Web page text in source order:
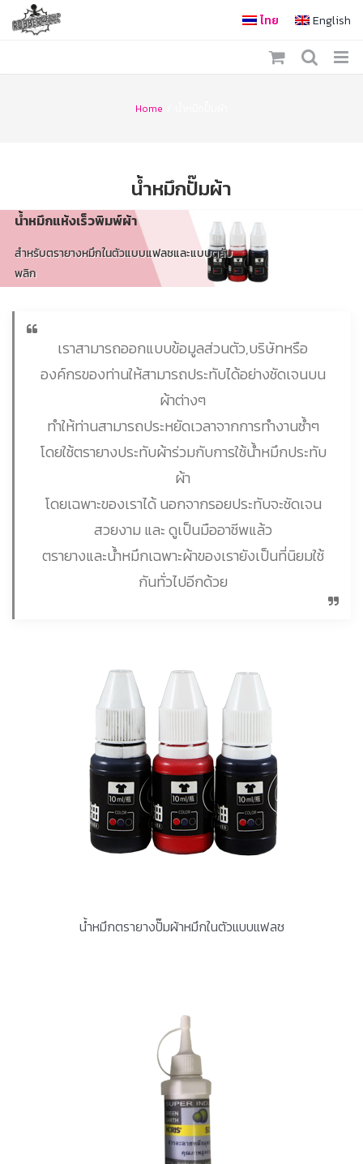
ไทย English
Home
น้ำหมึกปั๊มผ้า
น้ำหมึกแห้งเร็วพิมพ์ผ้า
สำหรับตรายางหมึกในตัวแบบแฟลชและแบบตลับ
พลิก
เราสามารถออกแบบข้อมูลส่วนตัว,บริษัทหรือ
องค์กรของท่านให้สามารถประทับได้อย่างชัดเจนบน
ผ้าต่างๆ
ทำให้ท่านสามารถประหยัดเวลาจากการทำงานซ้ำๆ
โดยใช้ตรายางประทับผ้าร่วมกับการใช้น้ำหมึกประทับ
ผ้า
โดยเฉพาะของเราได้ นอกจากรอยประทับจะชัดเจน
สวยงาม และ ดูเป็นมืออาชีพแล้ว
ตรายางและน้ำหมึกเฉพาะผ้าของเรายังเป็นที่นิยมใช้
กันทั่วไปอีกด้วย
น้ำหมึกตรายางปั๊มผ้าหมึกในตัวแบบแฟลช